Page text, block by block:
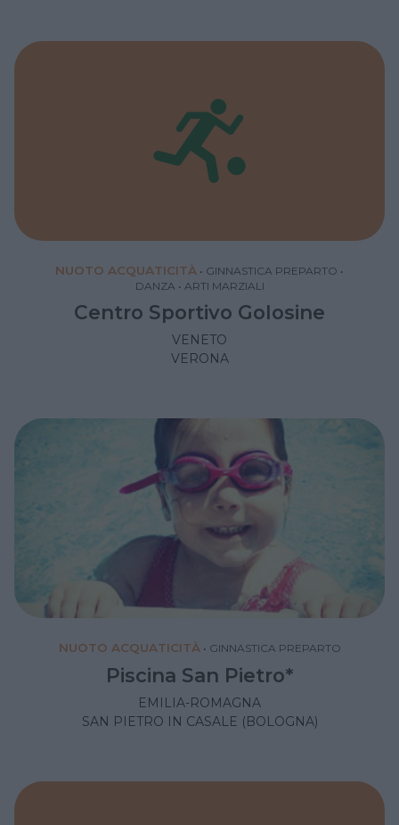
NUOTO ACQUATICITÀ • GINNASTICA PREPARTO •
DANZA • ARTI MARZIALI
Centro Sportivo Golosine
VENETO
VERONA
NUOTO ACQUATICITÀ • GINNASTICA PREPARTO
Piscina San Pietro*
EMILIA-ROMAGNA
SAN PIETRO IN CASALE (BOLOGNA)